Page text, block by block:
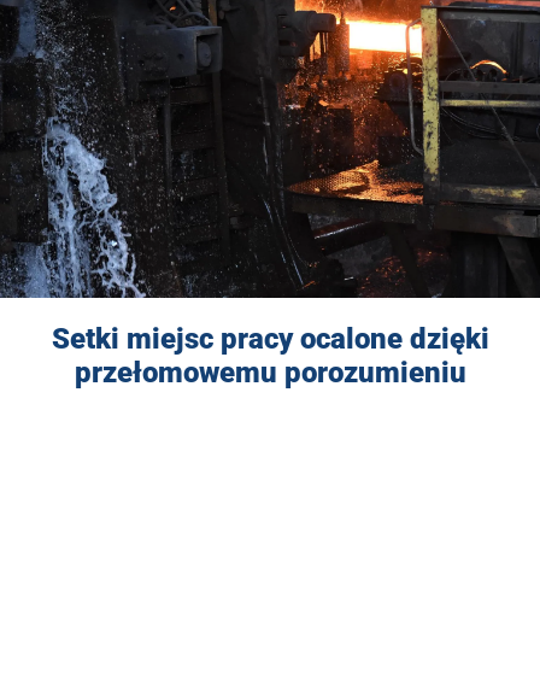
Setki miejsc pracy ocalone dzięki
przełomowemu porozumieniu